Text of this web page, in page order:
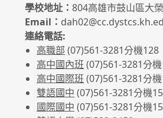
學校地址： 804高雄市鼓山區大
Email：
連絡電話:
高職部 (07)561-3281分機128
高中國內班 (07)561-3281分
高中國際班 (07)561-3281分
雙語國中 (07)561-3281分機
國際國中 (07)561-3281分機